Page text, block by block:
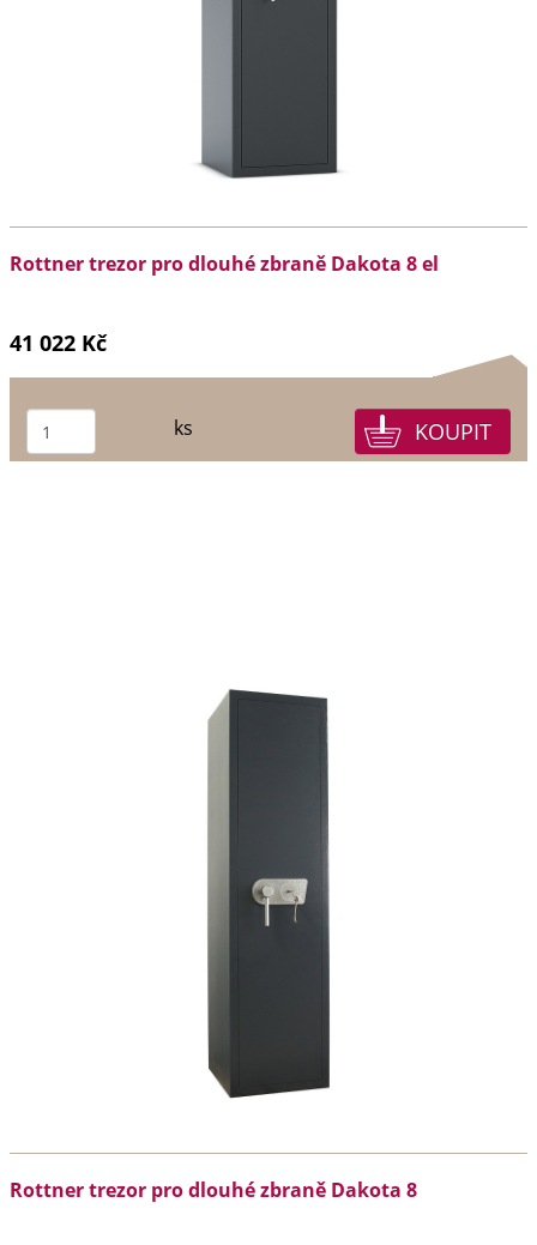
Rottner trezor pro dlouhé zbraně Dakota 8 el
41 022 Kč
ks
Rottner trezor pro dlouhé zbraně Dakota 8